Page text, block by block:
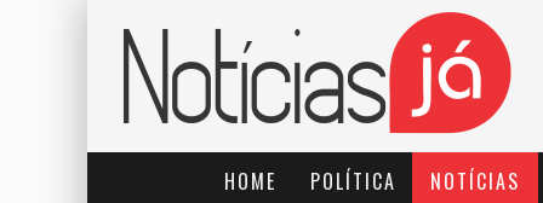
HOME POLÍTICA NOTÍCIAS